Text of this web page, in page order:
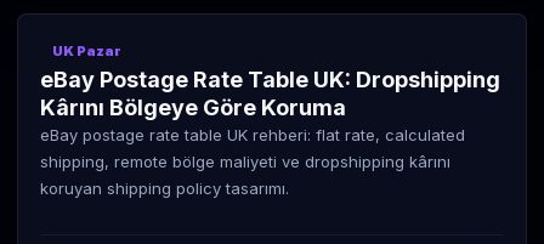
UK Pazar
eBay Postage Rate Table UK: Dropshipping
Kârını Bölgeye Göre Koruma
eBay postage rate table UK rehberi: flat rate, calculated
shipping, remote bölge maliyeti ve dropshipping kârını
koruyan shipping policy tasarımı.